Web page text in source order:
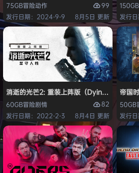
75GB冒险动作
99
发行日期：2024-9-9
8月5日 更新
150GB
发行
消逝的光芒2: 重装上阵版（Dying Light 2
60GB冒险剧情
82
发行日期：2022-2-3
8月4日 更新
帝国
50GB
发行